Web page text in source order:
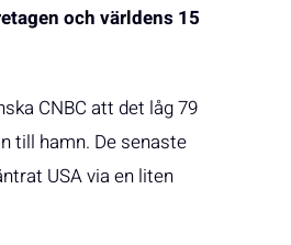
och världens 15
CNBC att det låg 79
till hamn. De senaste
USA via en liten